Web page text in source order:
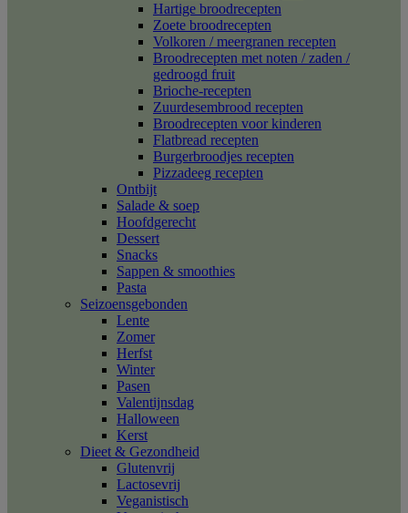
Hartige broodrecepten
Zoete broodrecepten
Volkoren / meergranen recepten
Broodrecepten met noten / zaden /
gedroogd fruit
Brioche-recepten
Zuurdesembrood recepten
Broodrecepten voor kinderen
Flatbread recepten
Burgerbroodjes recepten
Pizzadeeg recepten
Ontbijt
Salade & soep
Hoofdgerecht
Dessert
Snacks
Sappen & smoothies
Pasta
Seizoensgebonden
Lente
Zomer
Herfst
Winter
Pasen
Valentijnsdag
Halloween
Kerst
Dieet & Gezondheid
Glutenvrij
Lactosevrij
Veganistisch